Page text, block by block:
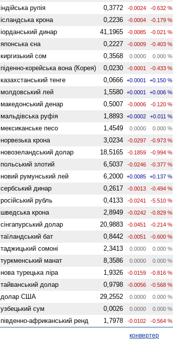
індійська рупія 0,3772 -0.0024 -0.632 %
ісландська крона 0,2236 -0.0004 -0.179 %
іорданський динар 41,1965 -0.0085 -0.021 %
японська єна 0,2227 -0.0009 -0.403 %
киргизький сом 0,3568 0.0000 0.000 %
піденно-корейська вона (Корея) 0,0230 -0.0001 -0.433 %
казахстанський тенге 0,0666 +0.0001 +0.150 %
молдовський лей 1,5580 +0.0001 +0.006 %
македонський денар 0,5007 -0.0006 -0.120 %
мальдівська руфія 1,8893 +0.0002 +0.011 %
мексиканське песо 1,4549 0.0000 0.000 %
норвезька крона 3,0234 -0.0297 -0.973 %
ново­зеландський долар 18,5165 -0.1859 -0.994 %
польський злотий 6,5037 -0.0246 -0.377 %
новий румунський лей 6,2000 +0.0085 +0.137 %
сербський динар 0,2617 -0.0013 -0.494 %
російський рубль 0,4133 -0.0241 -5.510 %
шведська крона 2,8949 -0.0242 -0.829 %
сінгапурський долар 20,9883 -0.0451 -0.214 %
таїландський бат 0,8442 -0.0051 -0.600 %
таджицький сомоні 2,3413 0.0000 0.000 %
туркменський манат 8,3586 0.0000 0.000 %
нова турецька ліра 1,9326 -0.0159 -0.816 %
тайванський долар 0,9798 -0.0056 -0.568 %
долар США 29,2552 0.0000 0.000 %
узбецький сум 0,0026 0.0000 0.000 %
південно-африканський ренд 1,7978 -0.0102 -0.564 %
конвертер